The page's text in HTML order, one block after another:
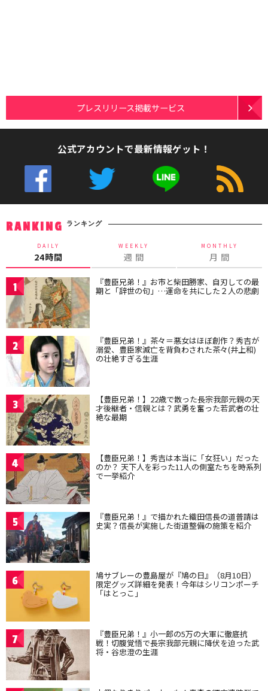
プレスリリース掲載サービス
公式アカウントで最新情報ゲット！
RANKING ランキング
DAILY
24時間
WEEKLY
週 間
MONTHLY
月 間
1 『豊臣兄弟！』お市と柴田勝家、自刃しての最
期と「辞世の句」…運命を共にした２人の悲劇
2 『豊臣兄弟！』茶々＝悪女はほぼ創作？秀吉が
溺愛、豊臣家滅亡を背負わされた茶々(井上和)
の壮絶すぎる生涯
3 【豊臣兄弟！】22歳で散った長宗我部元親の天
才後継者・信親とは？武勇を奮った若武者の壮
絶な最期
4 【豊臣兄弟！】秀吉は本当に「女狂い」だった
のか？ 天下人を彩った11人の側室たちを時系列
で一挙紹介
5 『豊臣兄弟！』で描かれた織田信長の道普請は
史実？信長が実施した街道整備の施策を紹介
6 鳩サブレーの豊島屋が『鳩の日』（8月10日）
限定グッズ詳細を発表！今年はシリコンポーチ
「はとっこ」
7 『豊臣兄弟！』小一郎の5万の大軍に徹底抗
戦！切腹覚悟で長宗我部元親に降伏を迫った武
将・谷忠澄の生涯